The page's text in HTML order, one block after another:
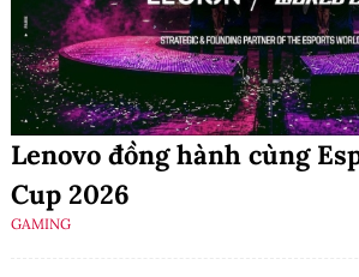
Lenovo đồng hành cùng
Cup 2026
GAMING